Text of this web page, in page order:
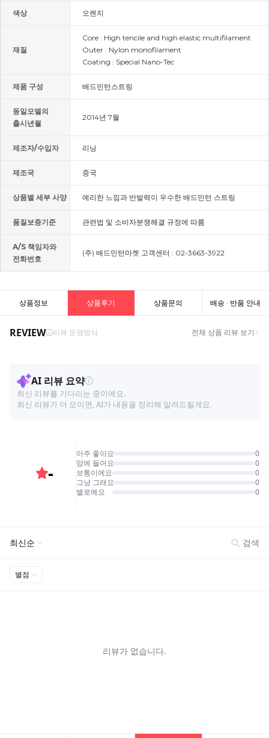
색상 오렌지
재질
Core : High tencile and high elastic multifilament
Outer : Nylon monofilament
Coating : Special Nano-Tec
제품 구성 배드민턴스트링
동일모델의
출시년월
2014년 7월
제조자/수입자 리닝
제조국 중국
상품별 세부 사양 예리한 느낌과 반발력이 우수한 배드민턴 스트링
품질보증기준 관련법 및 소비자분쟁해결 규정에 따름
A/S 책임자와
전화번호
(주) 배드민턴마켓 고객센터 : 02-3663-3922
상품정보 상품후기 상품문의 배송 · 반품 안내